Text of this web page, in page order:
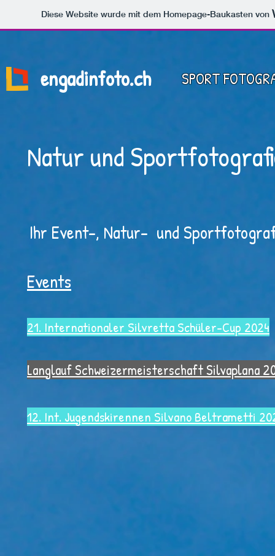
Diese Website wurde mit dem Homepage-Baukasten von
engadinfoto.ch SPORT
Natur und
Ihr Event-, Natur- und
Events
21. Internationaler Silvretta Schüler-Cup 2024
Langlauf Schweizermeisterschaft Silvaplana
12. Int. Jugendskirennen Silvano Beltrametti